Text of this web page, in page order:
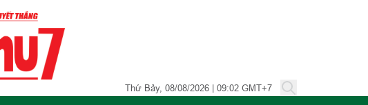
Thứ Bảy, 08/08/2026 | 09:02 GMT+7